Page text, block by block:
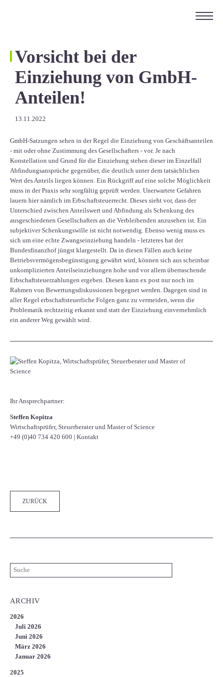
Vorsicht bei der
Einziehung von GmbH-
Anteilen!
13.11.2022
GmbH-Satzungen sehen in der Regel die Einziehung von Geschäftsanteilen
- mit oder ohne Zustimmung des Gesellschafters - vor. Je nach
Konstellation und Grund für die Einziehung stehen dieser im Einzelfall
Abfindungsansprüche gegenüber, die deutlich unter dem tatsächlichen
Wert des Anteils liegen können. Ein Rückgriff auf eine solche Möglichkeit
muss in der Praxis sehr sorgfältig geprüft werden. Unerwartete Gefahren
lauern hier nämlich im Erbschaftsteuerrecht. Dieses sieht vor, dass der
Unterschied zwischen Anteilswert und Abfindung als Schenkung des
ausgeschiedenen Gesellschafters an die Verbleibenden anzusehen ist. Ein
subjektiver Schenkungswille ist nicht notwendig. Ebenso wenig muss es
sich um eine echte Zwangseinziehung handeln - letzteres hat der
Bundesfinanzhof jüngst klargestellt. Da in diesen Fällen auch keine
Betriebsvermögensbegünstigung gewährt wird, können sich aus scheinbar
unkomplizierten Anteilseinziehungen hohe und vor allem überraschende
Erbschaftsteuerzahlungen ergeben. Diesen kann ex post nur noch im
Rahmen von Bewertungsdiskussionen begegnet werden. Dagegen sind in
aller Regel erbschaftsteuerliche Folgen ganz zu vermeiden, wenn die
Problematik rechtzeitig erkannt und statt der Einziehung einvernehmlich
ein anderer Weg gewählt wird.
Ihr Ansprechpartner:
Steffen Kopitza
Wirtschaftsprüfer, Steuerberater und Master of Science
+49 (0)40 734 420 600 | Kontakt
ZURÜCK
ARCHIV
2026
Juli 2026
Juni 2026
März 2026
Januar 2026
2025
KONTAKT